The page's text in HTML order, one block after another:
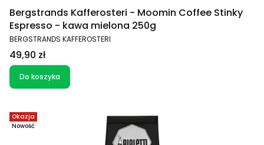
Bergstrands Kafferosteri - Moomin Coffee Stinky
Espresso - kawa mielona 250g
PRODUCENT
BERGSTRANDS KAFFEROSTERI
Cena
49,90 zł
Do koszyka
Okazja
Nowość